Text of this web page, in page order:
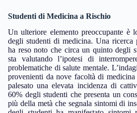
Studenti di Medicina a Rischio
Un ulteriore elemento preoccupante è
degli studenti di medicina. Una ricerca
ha reso noto che circa un quinto degli
sta valutando l’ipotesi di
problematiche di salute mentale.
provenienti da nove facoltà di
palesato una elevata incidenza di
60% degli studenti che presenta un
più della metà che segnala sintomi di